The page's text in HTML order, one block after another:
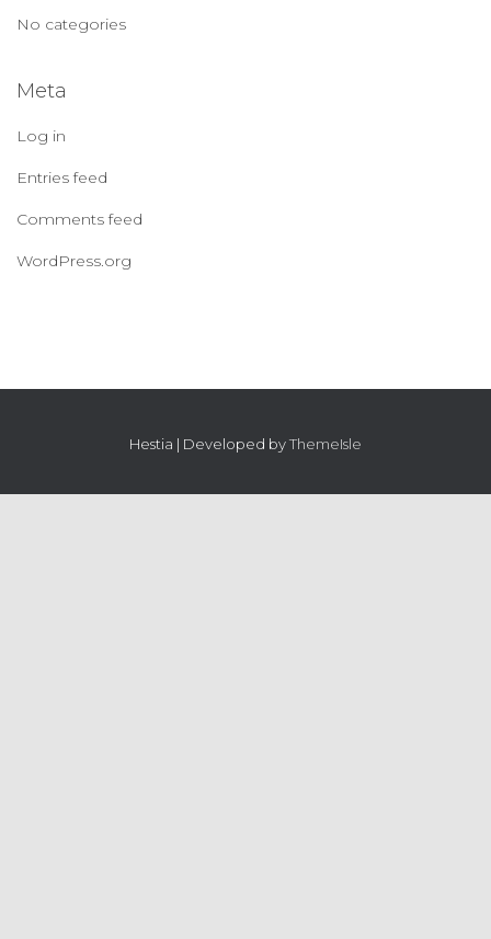
No categories
Meta
Log in
Entries feed
Comments feed
WordPress.org
Hestia | Developed byThemeIsle